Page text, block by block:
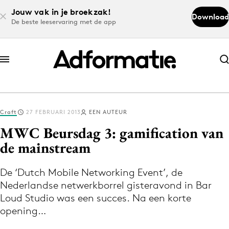
Jouw vak in je broekzak!
De beste leeservaring met de app
Download
Abonneer nu
Abonneer nu
Log in
Volg het laatste nieuws via de Adformatie
Nieuws app
Craft 27 FEBRUARI 2013 EEN AUTEUR
MWC Beursdag 3: gamification van
de mainstream
De ‘Dutch Mobile Networking Event’, de
Nederlandse netwerkborrel gisteravond in Bar
Loud Studio was een succes. Na een korte
opening…